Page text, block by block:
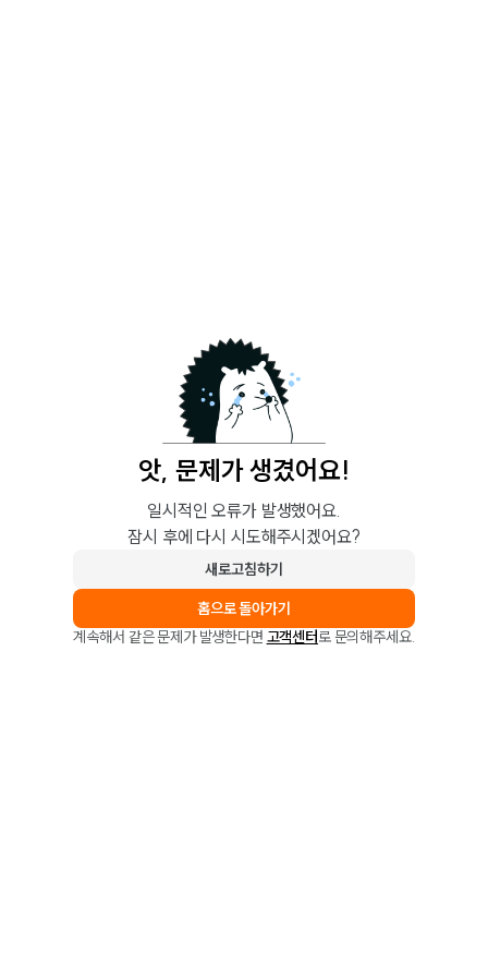
앗, 문제가 생겼어요!
일시적인 오류가 발생했어요.
잠시 후에 다시 시도해주시겠어요?
새로고침하기
홈으로 돌아가기
계속해서 같은 문제가 발생한다면 고객센터로 문의해주세요.